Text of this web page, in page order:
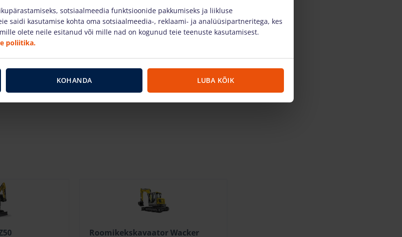
Roomikekskavaator Wacker
sotsiaalmeedia funktsioonide pakkumiseks ja liikluse
saidi kasutamise kohta oma sotsiaalmeedia-, reklaami- ja analüüsipartneritega, kes
olete neile esitanud või mille nad on kogunud teie teenuste kasutamisest.
poliitika.
KOHANDA LUBA KÕIK